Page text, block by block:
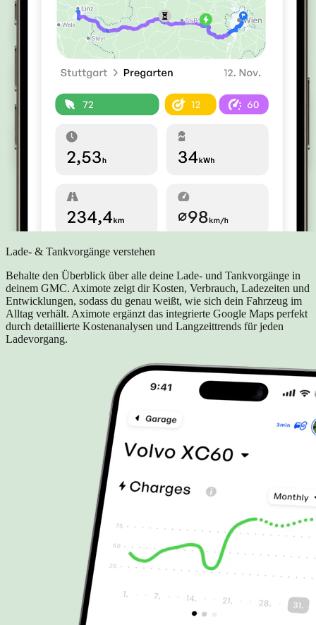
Lade- & Tankvorgänge verstehen
Behalte den Überblick über alle deine Lade- und Tankvorgänge in
deinem GMC. Aximote zeigt dir Kosten, Verbrauch, Ladezeiten und
Entwicklungen, sodass du genau weißt, wie sich dein Fahrzeug im
Alltag verhält. Aximote ergänzt das integrierte Google Maps perfekt
durch detaillierte Kostenanalysen und Langzeittrends für jeden
Ladevorgang.